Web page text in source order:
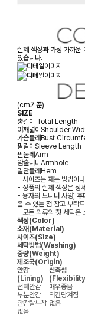
실제 색상과 가장 가까운
있습니다.
(cm기준)
SIZE
총길이 Total Length
어깨넓이 Shoulder
가슴둘레 Bust
팔길이 Sleeve Length
팔둘레 Arm
암홀너비 Armhole
밑단둘레 Hem
- 사이즈는 재는 방법이
- 상품의 실제 색상은 상
- 용자의 모니터 사양, 휴
을 수 있는 점 참고 부탁
- 모든 의류의 첫 세탁은
색상(Color)
소재(Material)
사이즈(Size)
세탁방법(Washing)
중량(Weight)
제조국(Origin)
안감
(Lining)
신축성
전체안감
매우좋음
부분안감
약간당겨짐
안감탈부착 없음
없음